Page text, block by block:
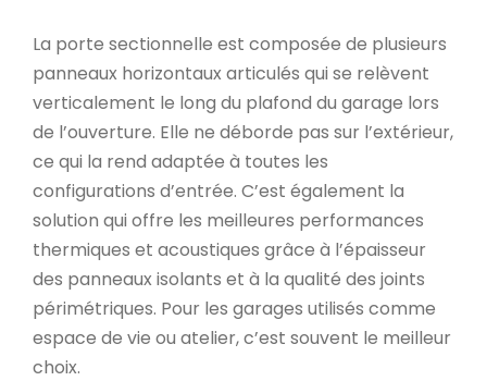
La porte sectionnelle est composée de plusieurs
panneaux horizontaux articulés qui se relèvent
verticalement le long du plafond du garage lors
de l’ouverture. Elle ne déborde pas sur l’extérieur,
ce qui la rend adaptée à toutes les
configurations d’entrée. C’est également la
solution qui offre les meilleures performances
thermiques et acoustiques grâce à l’épaisseur
des panneaux isolants et à la qualité des joints
périmétriques. Pour les garages utilisés comme
espace de vie ou atelier, c’est souvent le meilleur
choix.